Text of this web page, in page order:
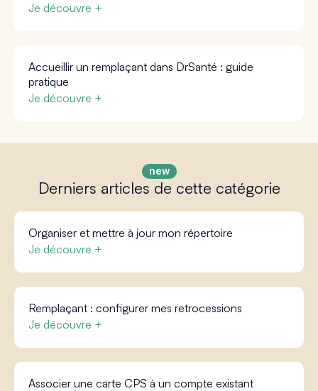
Je découvre +
Accueillir un remplaçant dans DrSanté : guide
pratique
Je découvre +
Derniers articles de cette catégorie
Organiser et mettre à jour mon répertoire
Je découvre +
Remplaçant : configurer mes retrocessions
Je découvre +
Associer une carte CPS à un compte existant